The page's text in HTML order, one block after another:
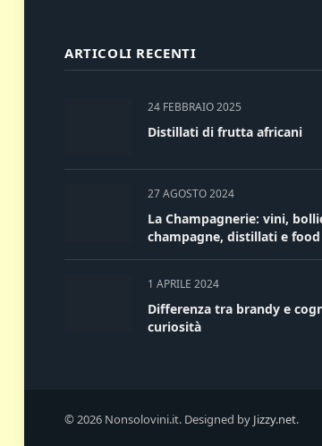
ARTICOLI RECENTI
24 FEBBRAIO 2025
Distillati di frutta africani
27 AGOSTO 2024
La Champagnerie: vini,
champagne, distillati e
1 APRILE 2024
Differenza tra brandy e
curiosità
© 2026 Nonsolovini.it. Designed by Jizzy.net.